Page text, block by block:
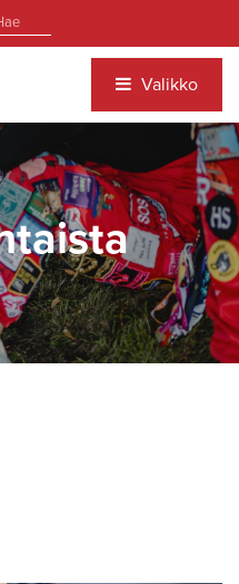
Valikko